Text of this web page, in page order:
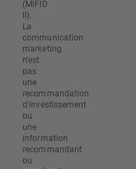
(MiFID
II).
La
communication
marketing
n'est
pas
une
recommandation
d'investissement
ou
une
information
recommandant
ou